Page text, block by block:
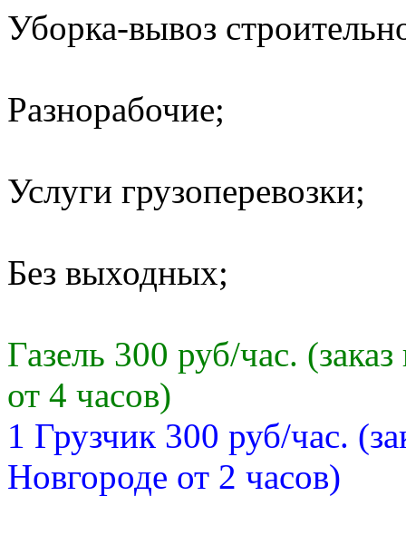
Уборка-вывоз
Разнорабочие;
Услуги грузоперевозки;
Без выходных;
Газель 300 руб/час.
от 4 часов)
1 Грузчик 300 руб/час.
Новгороде от 2 часов)